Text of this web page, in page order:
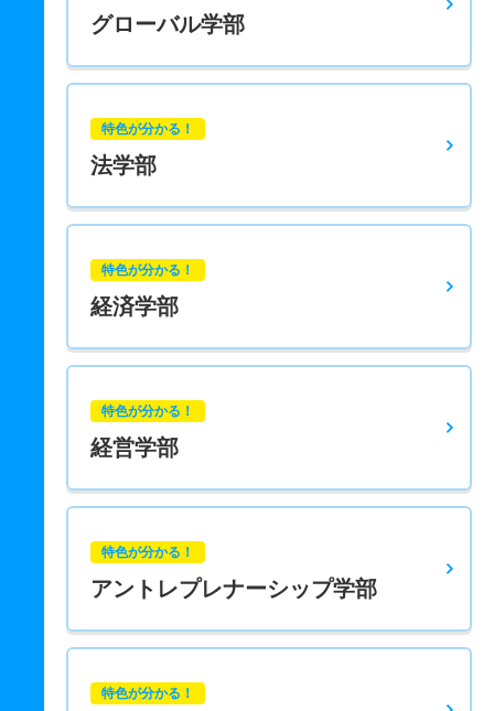
グローバル学部
特色が分かる！
法学部
特色が分かる！
経済学部
特色が分かる！
経営学部
特色が分かる！
アントレプレナーシップ学部
特色が分かる！